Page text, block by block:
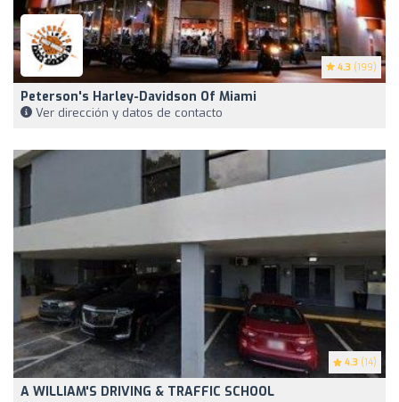
4.3 (199)
Peterson's Harley-Davidson Of Miami
Ver dirección y datos de contacto
4.3 (14)
A WILLIAM'S DRIVING & TRAFFIC SCHOOL